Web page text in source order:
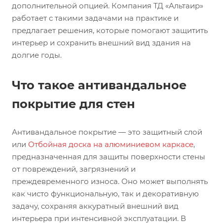
дополнительной опцией. Компания ТД «Альтаир»
работает с такими задачами на практике и
предлагает решения, которые помогают защитить
интерьер и сохранить внешний вид здания на
долгие годы.
Что такое антивандальное
покрытие для стен
Антивандальное покрытие — это защитный слой
или Отбойная доска на алюминиевом каркасе,
предназначенная для защиты поверхности стены
от повреждений, загрязнений и
преждевременного износа. Оно может выполнять
как чисто функциональную, так и декоративную
задачу, сохраняя аккуратный внешний вид
интерьера при интенсивной эксплуатации. В